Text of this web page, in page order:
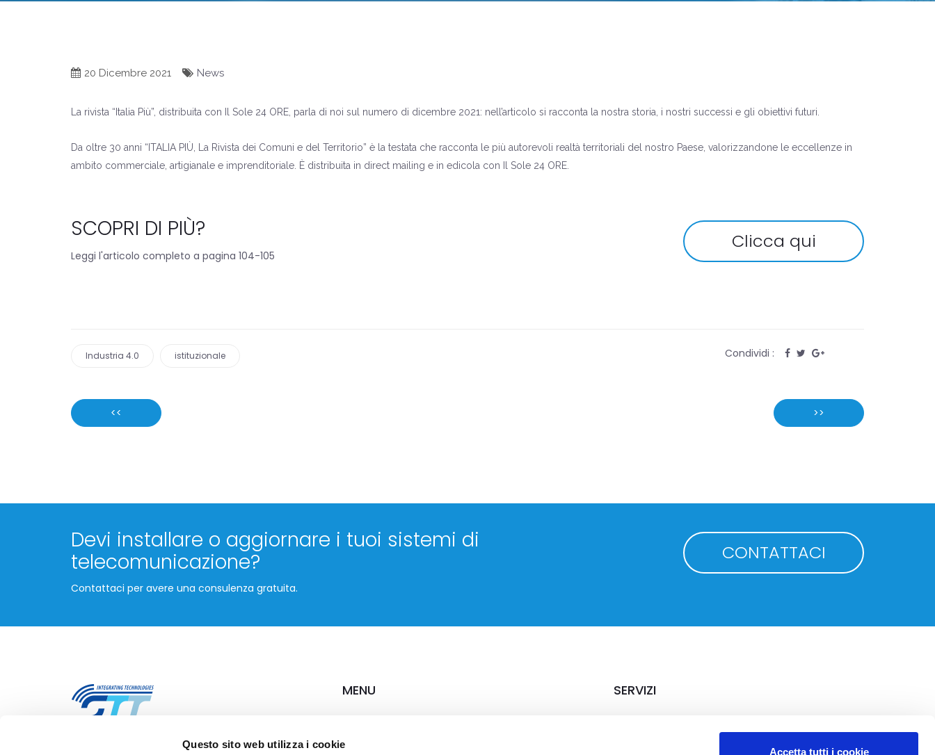
Questo sito web utilizza i cookie
Accetta tutti i cookie
20 Dicembre 2021 News
La rivista “Italia Più”, distribuita con Il Sole 24 ORE, parla di noi sul numero di dicembre 2021: nell’articolo si racconta la nostra storia, i nostri successi e gli obiettivi futuri.
Da oltre 30 anni “ITALIA PIÙ, La Rivista dei Comuni e del Territorio” è la testata che racconta le più autorevoli realtà territoriali del nostro Paese, valorizzandone le eccellenze in
ambito commerciale, artigianale e imprenditoriale. È distribuita in direct mailing e in edicola con Il Sole 24 ORE.
SCOPRI DI PIÙ?
Leggi l'articolo completo a pagina 104-105
Clicca qui
Industria 4.0 istituzionale Condividi :
<< >>
Devi installare o aggiornare i tuoi sistemi di
telecomunicazione?
Contattaci per avere una consulenza gratuita.
CONTATTACI
STT Servizi Telematici Telefonici S.r.l.
MENU
Soluzioni & Servizi
SERVIZI